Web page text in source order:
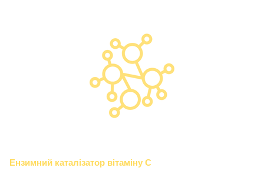
Ензимний каталізатор вітаміну C